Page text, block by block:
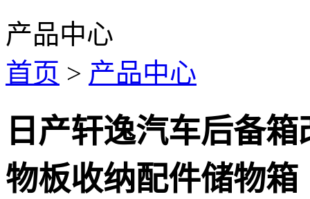
产品中心
首页 > 产品中心
日产轩逸汽车后备
物板收纳配件储物箱